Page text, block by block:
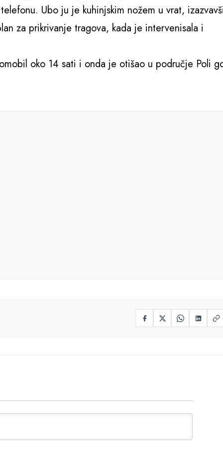
Ubo ju je kuhinjskim nožem u vrat,
za prikrivanje tragova, kada je intervenisala i
oko 14 sati i onda je otišao u područje Poli